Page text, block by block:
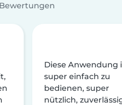
Diese Anwendung
super einfach zu
bedienen, super
nützlich,